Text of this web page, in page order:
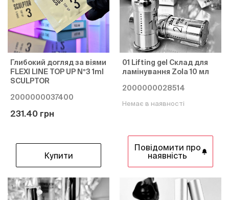
Глибокий догляд за віями
FLEXI LINE TOP UP Nº3 1ml
SCULPTOR
2000000037400
231.40 грн
Купити
01 Lifting gel Склад для
ламінування Zola 10 мл
2000000028514
Немає в наявності
Повідомити про
наявність